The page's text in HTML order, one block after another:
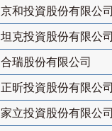
京和投資股份有限公司
坦克投資股份有限公司
合瑞股份有限公司
正昕投資股份有限公司
家立投資股份有限公司